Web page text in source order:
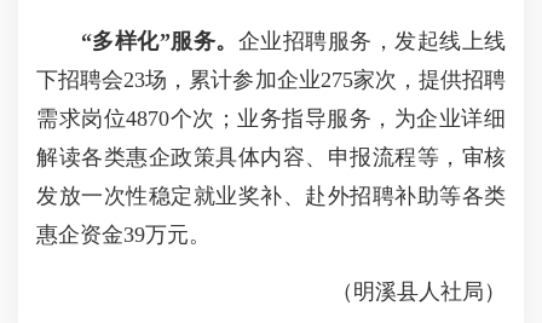
“多样化”服务。 企业招聘服务，发起线上线
下招聘会23场，累计参加企业275家次，提供招聘
需求岗位4870个次；业务指导服务，为企业详细
解读各类惠企政策具体内容、申报流程等，审核
发放一次性稳定就业奖补、赴外招聘补助等各类
惠企资金39万元。
（明溪县人社局）